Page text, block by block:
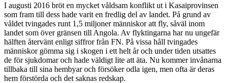
I augusti 2016 bröt en mycket våldsam konflikt ut i Kasaiprovinsen
som fram till dess hade varit en fredlig del av landet. På grund av
våldet tvingades runt 1,5 miljoner människor att fly, såväl inom
landet som över gränsen till Angola. Av flyktingarna har nu ungefär
hälften återvänt enligt siffror från FN. På vissa håll tvingades
människor gömma sig i skogen i ett helt år och under tiden utsattes
de för sjukdomar och hade väldigt lite att äta. Nu kommer invånarna
tillbaka till sina hembyar och försöker odla igen, men ofta är deras
hem förstörda och det saknas redskap.